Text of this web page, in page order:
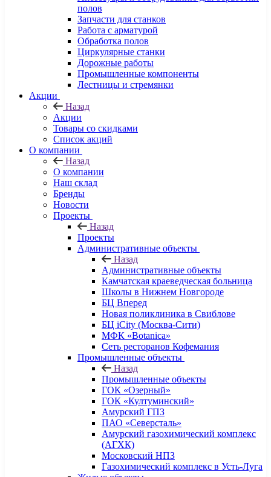
полов
Запчасти для станков
Работа с арматурой
Обработка полов
Циркулярные станки
Дорожные работы
Промышленные компоненты
Лестницы и стремянки
Акции
Назад
Акции
Товары со скидками
Список акций
О компании
Назад
О компании
Наш склад
Бренды
Новости
Проекты
Назад
Проекты
Административные объекты
Назад
Административные объекты
Камчатская краеведческая больница
Школы в Нижнем Новгороде
БЦ Вперед
Новая поликлиника в Свиблове
БЦ iCity (Москва-Сити)
МФК «Botanica»
Сеть ресторанов Кофемания
Промышленные объекты
Назад
Промышленные объекты
ГОК «Озерный»
ГОК «Култуминский»
Амурский ГПЗ
ПАО «Северсталь»
Амурский газохимический комплекс
(АГХК)
Московский НПЗ
Газохимический комплекс в Усть-Луга